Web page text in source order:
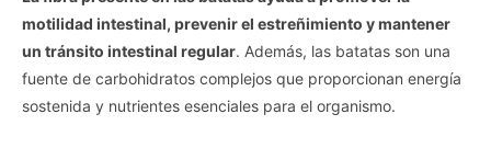
motilidad intestinal, prevenir el estreñimiento y mantener
un tránsito intestinal regular. Además, las batatas son una
fuente de carbohidratos complejos que proporcionan energía
sostenida y nutrientes esenciales para el organismo.